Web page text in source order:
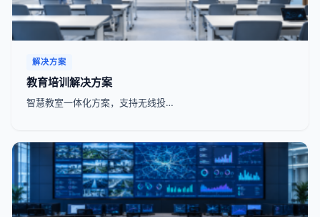
解决方案
教育培训解决方案
智慧教室一体化方案，支持无线投…